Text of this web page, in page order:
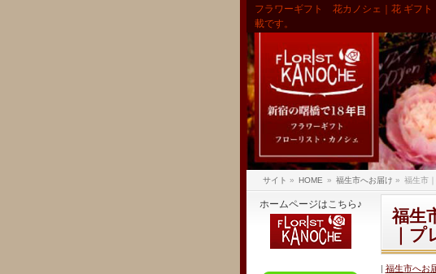
フラワーギフト 花カノシェ｜花 ギフト
載です。
サイト » HOME » 福生市へお届け » 福生市
福生
｜プ
福生市へお
ホームページはこちら♪